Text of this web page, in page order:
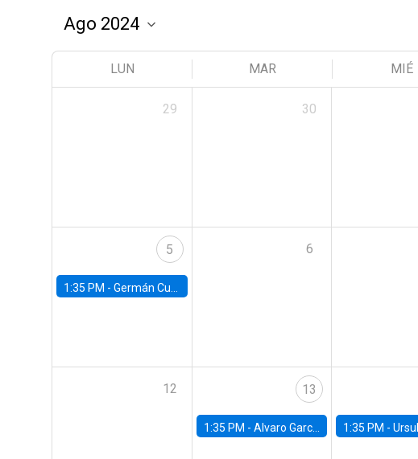
LUN MAR MIÉ
29 30
5
1:35 PM - Germán Cubas, University of Houston
6
12 13
1:35 PM - Alvaro Garcia-Marin, Universidad de Los Andes 1:35 PM -Ursula Mello, Insper -